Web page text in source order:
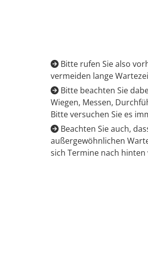
 Bitte rufen Sie also
vermeiden lange
 Bitte beachten Sie
Wiegen, Messen,
Bitte versuchen Sie es
 Beachten Sie auch,
außergewöhnlichen
sich Termine nach hinten